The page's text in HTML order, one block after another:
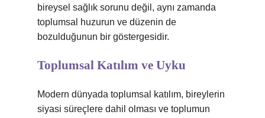
bireysel sağlık sorunu değil, aynı zamanda
toplumsal huzurun ve düzenin de
bozulduğunun bir göstergesidir.
Toplumsal Katılım ve Uyku
Modern dünyada toplumsal katılım, bireylerin
siyasi süreçlere dahil olması ve toplumun